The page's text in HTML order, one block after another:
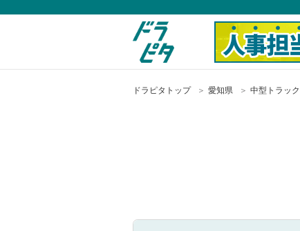
ドラピタトップ 愛知県 中型トラッ